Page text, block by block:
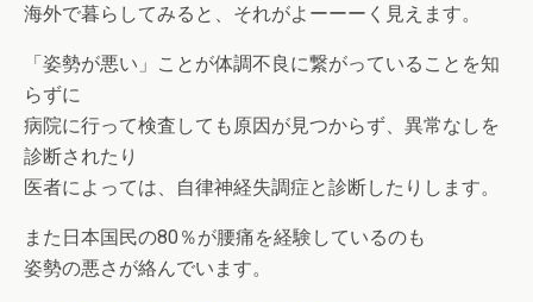
海外で暮らしてみると、それがよーーーく見えます。
「姿勢が悪い」ことが体調不良に繋がっていることを知
らずに
病院に行って検査しても原因が見つからず、異常なしを
診断されたり
医者によっては、自律神経失調症と診断したりします。
また日本国民の80％が腰痛を経験しているのも
姿勢の悪さが絡んでいます。